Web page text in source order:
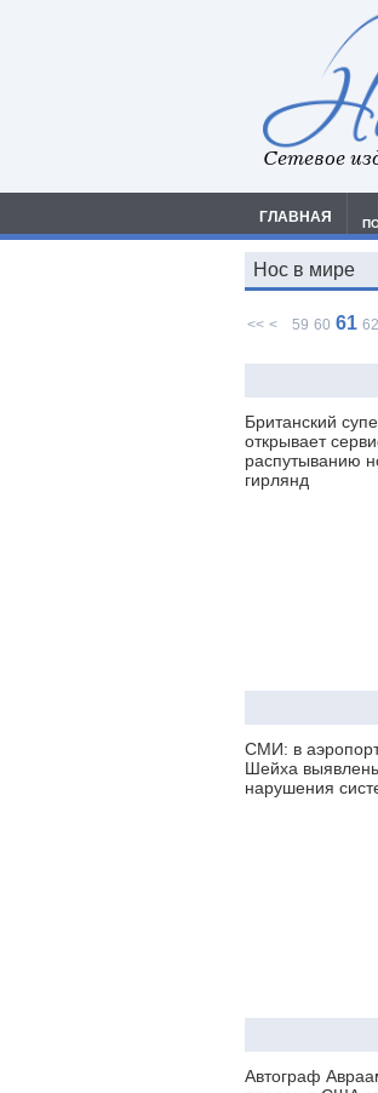
Сетевое
ГЛАВНАЯ
Нос в мире
<< < 59 60 61 62
Британский
открывает
распутыванию
гирлянд
СМИ: в
Шейха
нарушения
Автограф